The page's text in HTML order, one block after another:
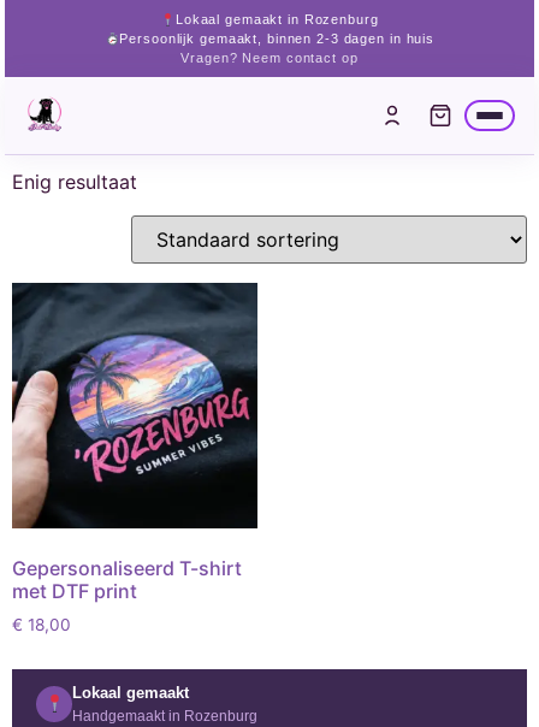
Lokaal gemaakt in Rozenburg
Persoonlijk gemaakt, binnen 2-3 dagen in huis
Vragen? Neem contact op
Enig resultaat
Gepersonaliseerd T-shirt
met DTF print
€ 18,00
Lokaal gemaakt
Handgemaakt in Rozenburg